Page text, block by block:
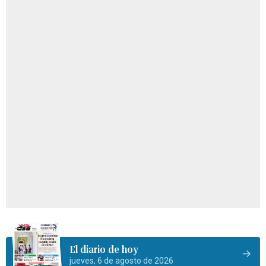
El diario de hoy
jueves, 6 de agosto de 2026